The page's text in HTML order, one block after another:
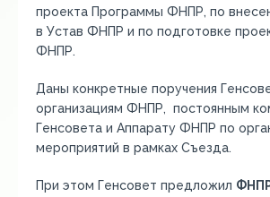
проекта Программы ФНПР, по
в Устав ФНПР и по подготовке
ФНПР.
Даны конкретные поручения
организациям ФНПР, постоянным
Генсовета и Аппарату ФНПР по
мероприятий в рамках Съезда.
При этом Генсовет предложил